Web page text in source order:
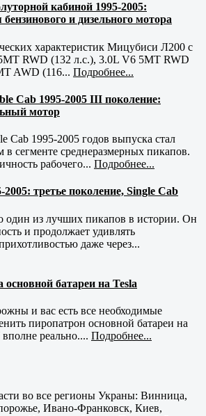
кабиной 1995-2005:
и дизельного мотора
характеристик Мицубиси Л200 с
RWD (132 л.с.), 3.0L V6 5MT RWD
AWD (116... Подробнее...
Cab 1995-2005 III поколение:
мотор
Cab 1995-2005 годов выпуска стал
сегменте среднеразмерных пикапов.
рабочего... Подробнее...
третье поколение, Single Cab
один из лучших пикапов в истории. Он
и продолжает удивлять
даже через...
батареи на Tesla
и вас есть все необходимые
пиропатрон основной батареи на
реально.... Подробнее...
во все регионы Украны: Винница,
Ивано-Франковск, Киев,